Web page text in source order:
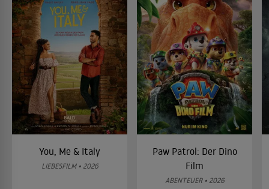
You, Me & Italy
LIEBESFILM • 2026
Paw Patrol: Der Dino
Film
ABENTEUER • 2026